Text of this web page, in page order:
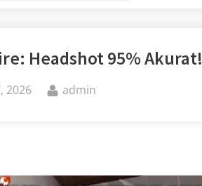
Headshot 95% Akurat!
2026 By
admin